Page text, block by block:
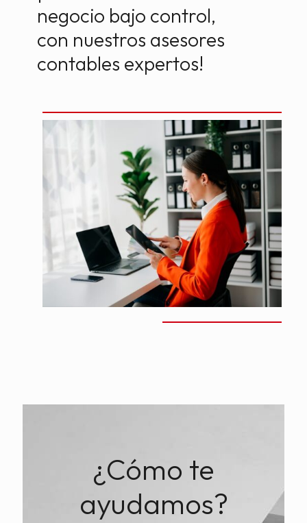
negocio bajo control,
con nuestros asesores
contables expertos!
¿Cómo te
ayudamos?